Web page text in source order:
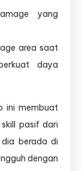
yang
area saat
daya
ini membuat
pasif dari
dia berada di
dengan